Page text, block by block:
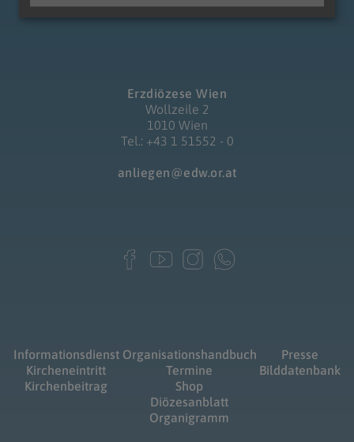
Erzdiözese Wien
Wollzeile 2
1010 Wien
Tel.: +43 1 51552 - 0
anliegen@edw.or.at
Informationsdienst
Kircheneintritt
Kirchenbeitrag
Organisationshandbuch
Termine
Shop
Diözesanblatt
Organigramm
Presse
Bilddatenbank